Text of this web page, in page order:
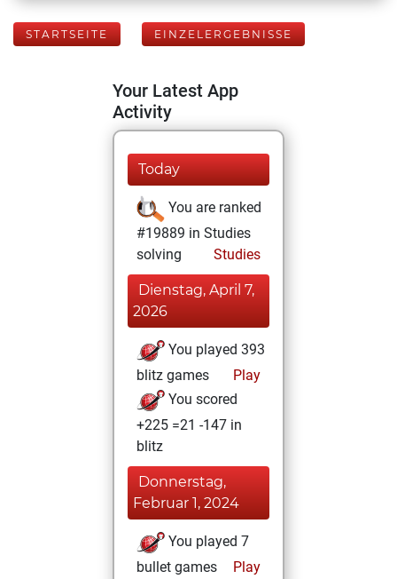
STARTSEITE EINZELERGEBNISSE
Your Latest App
Activity
Today
You are ranked
#19889 in Studies
solving
Studies
Dienstag, April 7,
2026
You played 393
blitz games
Play
You scored
+225 =21 -147 in
blitz
Donnerstag,
Februar 1, 2024
You played 7
bullet games
Play